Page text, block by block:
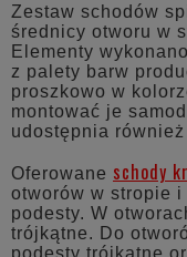
Zestaw schodów
średnicy otworu w
Elementy
z palety barw
proszkowo w
montować je
udostępnia również
Oferowane schody
otworów w stropie
podesty. W
trójkątne. Do
podesty trójkątne